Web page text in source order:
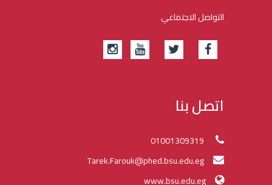
التواصل الاجتماعي
اتصل بنا
www.bsu.edu.eg